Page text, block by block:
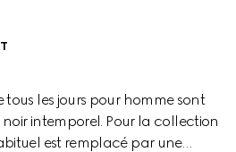
tous les jours pour homme sont
noir intemporel. Pour la collection
est remplacé par une